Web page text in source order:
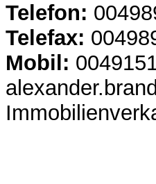
Telefon:
Telefax:
Mobil: